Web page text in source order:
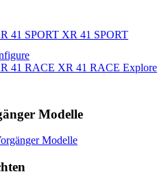
XR 41 SPORT
XR 41 RACE Explore
Modelle
Modelle